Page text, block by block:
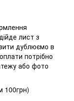
лист з
дублюємо в
потрібно
або фото
100грн)